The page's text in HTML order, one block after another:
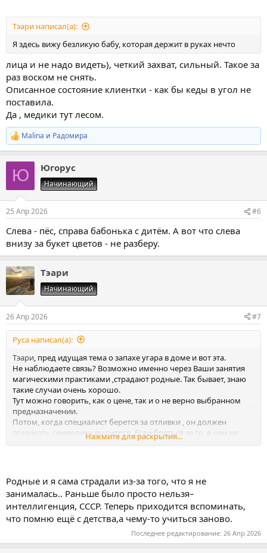
Тэари написал(а):
Я здесь вижу безликую бабу, которая держит в руках нечто
лица и не надо видеть), четкий захват, сильный. Такое за
раз воском не снять.
Описанное состояние клиентки - как бы кеды в угол не
поставила.
Да , медики тут лесом.
Р
е
Malina и Радомира
Ю Югорус
Начинающий
25 Апр 2026 #6
Слева - пёс, справа бабонька с дитём. А вот что слева
внизу за букет цветов - не разберу.
Тэари
Начинающий
26 Апр 2026 #7
Руса написал(а):
Тэари , пред идущая тема о запахе угара в доме и вот эта.
Не наблюдаете связь? Возможно именно через Ваши занятия
магическими практиками ,страдают родные. Так бывает, знаю
такие случаи очень хорошо.
Тут можно говорить, как о цене, так и о не верно выбранном
предназначении.
Потом, когда специалист берется за отливки , он должен
понимать символику вылитого. Если браться за то, в чем не
дока, то на себя можно хапнуть бед. Я упоминала в прошлой
лица и не надо видеть), четкий захват, сильный. Такое за раз
воском не снять.
Описанное состояние клиентки - как бы кеды в угол не
Нажмите для раскрытия...
Родные и я сама страдали из-за того, что я не
занималась.. Раньше было просто нельзя–
интеллигенция, СССР. Теперь приходится вспоминать,
что помню ещё с детства,а чему-то учиться заново.
Последнее редактирование: 26 Апр 2026